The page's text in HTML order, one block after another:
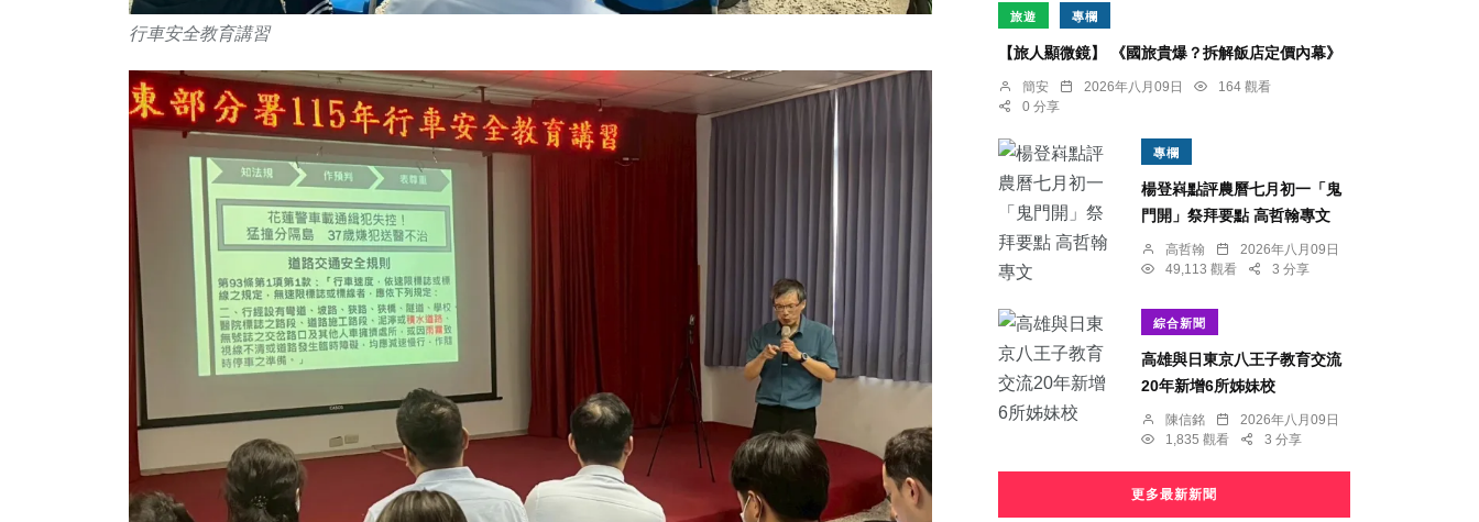
行車安全教育講習
旅遊 專欄
【旅人顯微鏡】 《國旅貴爆？拆解飯店定價內幕》
簡安 2026年八月09日
164 觀看
0 分享
專欄
楊登嵙點評農曆七月初一「鬼
門開」祭拜要點 高哲翰專文
高哲翰
2026年八月09日
49,113 觀看
3 分享
綜合新聞
高雄與日東京八王子教育交流
20年新增6所姊妹校
陳信銘
2026年八月09日
1,835 觀看
3 分享
更多最新新聞